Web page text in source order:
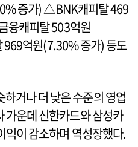
증가) △BNK캐피탈 469
융캐피탈 503억원
억원(7.30% 증가) 등도
거나 더 낮은 수준의 영업
가운데 신한카드와 삼성카
익이 감소하며 역성장했다.